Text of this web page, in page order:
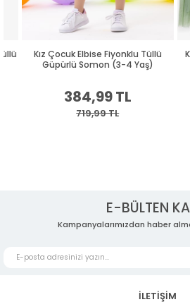
Kız Çocuk Elbise Fiyonklu Tüllü
Güpürlü Somon (3-4 Yaş)
384,99 TL
719,99 TL
Kız
E-BÜLTEN
Kampanyalarımızdan haber
İLETİŞİM